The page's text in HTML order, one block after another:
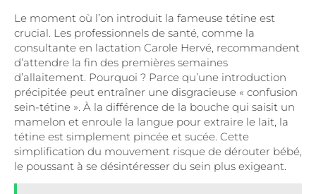
Le moment où l’on introduit la fameuse tétine est
crucial. Les professionnels de santé, comme la
consultante en lactation Carole Hervé, recommandent
d’attendre la fin des premières semaines
d’allaitement. Pourquoi ? Parce qu’une introduction
précipitée peut entraîner une disgracieuse « confusion
sein-tétine ». À la différence de la bouche qui saisit un
mamelon et enroule la langue pour extraire le lait, la
tétine est simplement pincée et sucée. Cette
simplification du mouvement risque de dérouter bébé,
le poussant à se désintéresser du sein plus exigeant.